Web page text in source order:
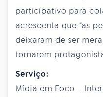
participativo para
acrescenta que “as
deixaram de ser
tornarem
Serviço:
Mídia em Foco –